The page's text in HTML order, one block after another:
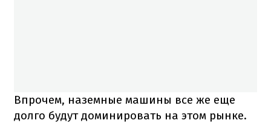
Впрочем, наземные машины все же еще
долго будут доминировать на этом рынке.